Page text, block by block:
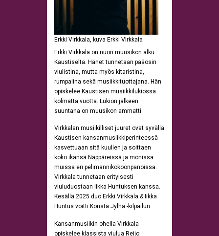
Erkki Virkkala, kuva Erkki VIrkkala
Erkki Virkkala on nuori muusikon alku
Kaustiselta. Hänet tunnetaan pääosin
viulistina, mutta myös kitaristina,
rumpalina sekä musiikkituottajana. Hän
opiskelee Kaustisen musiikkilukiossa
kolmatta vuotta. Lukion jälkeen
suuntana on muusikon ammatti.
Virkkalan musiikilliset juuret ovat syvällä
Kaustisen kansanmusiikkiperinteessä
kasvettuaan sitä kuullen ja soittaen
koko ikänsä Näppäreissä ja monissa
muissa eri pelimannikokoonpanoissa.
Virkkala tunnetaan erityisesti
viuluduostaan Iikka Huntuksen kanssa.
Kesällä 2025 duo Erkki Virkkala & Iikka
Huntus voitti Konsta Jylhä -kilpailun.
Kansanmusiikin ohella Virkkala
opiskelee klassista viulua Reijo